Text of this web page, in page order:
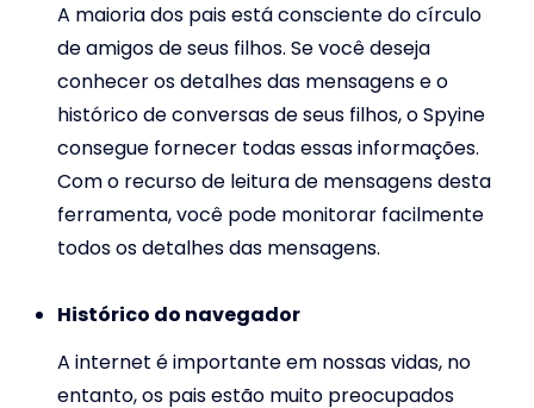
A maioria dos pais está consciente do círculo
de amigos de seus filhos. Se você deseja
conhecer os detalhes das mensagens e o
histórico de conversas de seus filhos, o Spyine
consegue fornecer todas essas informações.
Com o recurso de leitura de mensagens desta
ferramenta, você pode monitorar facilmente
todos os detalhes das mensagens.
Histórico do navegador
A internet é importante em nossas vidas, no
entanto, os pais estão muito preocupados